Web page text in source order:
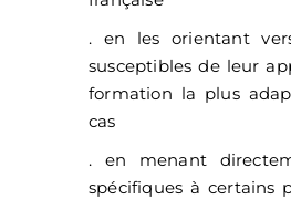
. en les orientant
susceptibles de leur
formation la plus
cas
. en menant
spécifiques à certains